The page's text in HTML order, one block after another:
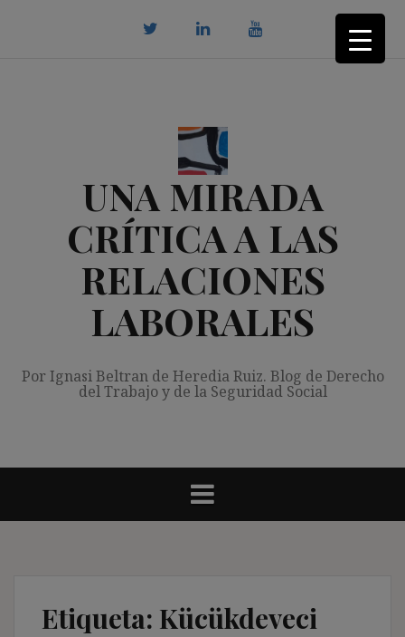
UNA MIRADA
CRÍTICA A LAS
RELACIONES
LABORALES
Por Ignasi Beltran de Heredia Ruiz. Blog de Derecho
del Trabajo y de la Seguridad Social
Etiqueta: Kücükdeveci